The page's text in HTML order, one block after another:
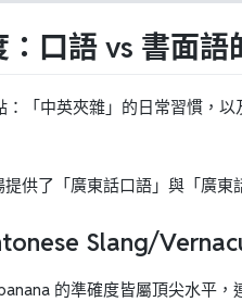
口語 vs 書面語
「中英夾雜」的日常習慣，
供了「廣東話口語」與「廣
Slang/
的準確度皆屬頂尖水平，